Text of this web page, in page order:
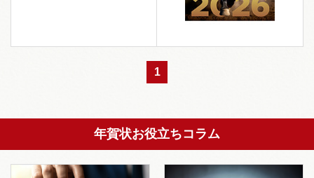
1
年賀状お役立ちコラム